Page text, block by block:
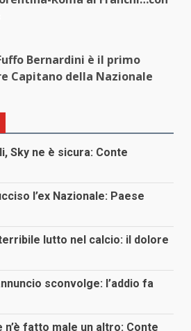
Bernardini è il primo
Capitano della Nazionale
Sky ne è sicura: Conte
l’ex Nazionale: Paese
lutto nel calcio: il dolore
sconvolge: l’addio fa
n’è fatto male un altro: Conte